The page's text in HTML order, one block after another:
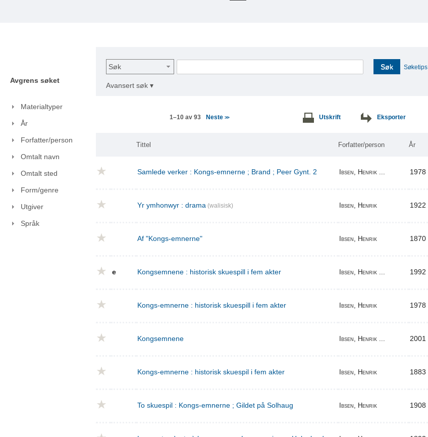
Avgrens søket
Materialtyper
År
Forfatter/person
Omtalt navn
Omtalt sted
Form/genre
Utgiver
Språk
Søk Søk Søketips
Avansert søk ▾
1–10 av 93 Neste>> Utskrift Eksporter
Tittel Forfatter/person År
Samlede verker : Kongs-emnerne ; Brand ; Peer Gynt. 2 Ibsen, Henrik ... 1978
Yr ymhonwyr : drama (walisisk) Ibsen, Henrik 1922
Af "Kongs-emnerne" Ibsen, Henrik 1870
e Kongsemnene : historisk skuespill i fem akter Ibsen, Henrik ... 1992
Kongs-emnerne : historisk skuespill i fem akter Ibsen, Henrik 1978
Kongsemnene Ibsen, Henrik ... 2001
Kongs-emnerne : historisk skuespil i fem akter Ibsen, Henrik 1883
To skuespil : Kongs-emnerne ; Gildet på Solhaug Ibsen, Henrik 1908